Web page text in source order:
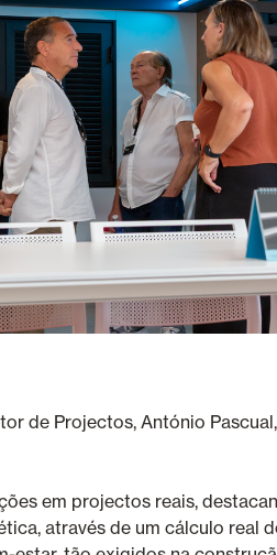
de Projectos, António
em projectos reais,
através de um cálculo real